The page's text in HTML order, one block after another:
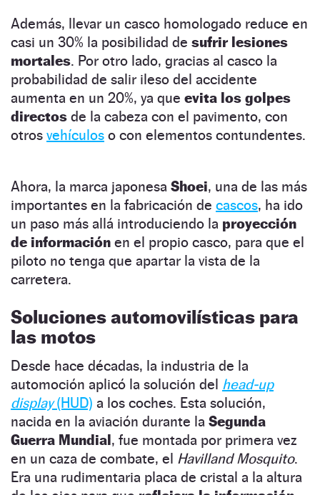
Además, llevar un casco homologado reduce en
casi un 30% la posibilidad de sufrir lesiones
mortales. Por otro lado, gracias al casco la
probabilidad de salir ileso del accidente
aumenta en un 20%, ya que evita los golpes
directos de la cabeza con el pavimento, con
otros vehículos o con elementos contundentes.
Ahora, la marca japonesa Shoei, una de las más
importantes en la fabricación de cascos, ha ido
un paso más allá introduciendo la proyección
de información en el propio casco, para que el
piloto no tenga que apartar la vista de la
carretera.
Soluciones automovilísticas para
las motos
Desde hace décadas, la industria de la
automoción aplicó la solución del head-up
display(HUD) a los coches. Esta solución,
nacida en la aviación durante la Segunda
Guerra Mundial, fue montada por primera vez
en un caza de combate, el Havilland Mosquito.
Era una rudimentaria placa de cristal a la altura